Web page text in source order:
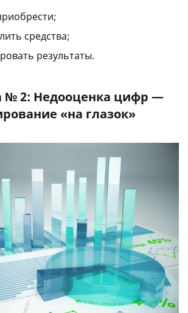
средства;
результаты.
2: Недооценка цифр —
«на глазок»